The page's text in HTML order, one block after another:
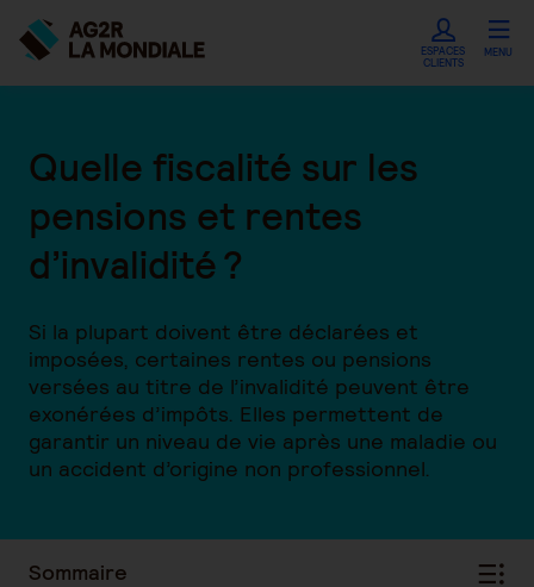
ESPACES
CLIENTS
MENU
Quelle fiscalité sur les
pensions et rentes
d’invalidité ?
Si la plupart doivent être déclarées et
imposées, certaines rentes ou pensions
versées au titre de l’invalidité peuvent être
exonérées d’impôts. Elles permettent de
garantir un niveau de vie après une maladie ou
un accident d’origine non professionnel.
Sommaire